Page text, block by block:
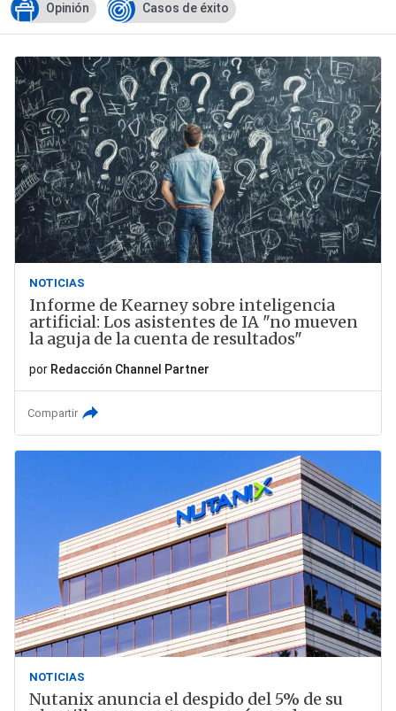
Opinión Casos de éxito
NOTICIAS
Informe de Kearney sobre inteligencia
artificial: Los asistentes de IA "no mueven
la aguja de la cuenta de resultados"
por Redacción Channel Partner
Compartir
NOTICIAS
Nutanix anuncia el despido del 5% de su